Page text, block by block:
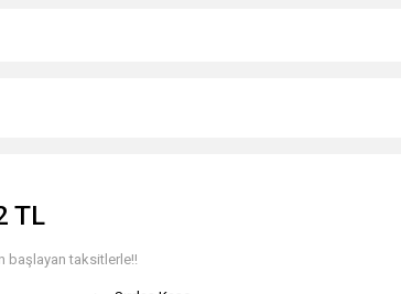
TL
başlayan taksitlerle!!